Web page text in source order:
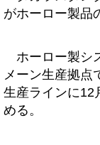
がホーロー製品
ホーロー製シ
メーン生産拠点
生産ラインに12
める。